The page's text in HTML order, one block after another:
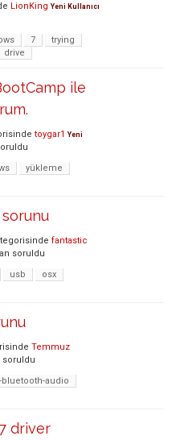
LionKing Yeni Kullanıcı
7
trying
drive
ile
toygar1 Yeni
yükleme
fantastic
soruldu
usb
osx
Temmuz
soruldu
bluetooth-audio
driver